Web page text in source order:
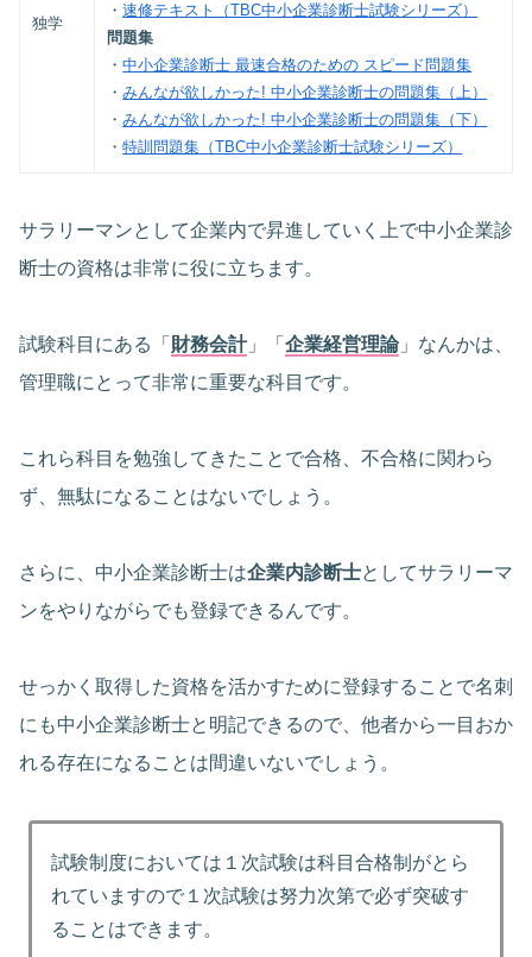
独学
・速修テキスト（TBC中小企業診断士試験シリーズ）
問題集
・中小企業診断士 最速合格のための スピード問題集
・みんなが欲しかった! 中小企業診断士の問題集（上）
・みんなが欲しかった! 中小企業診断士の問題集（下）
・特訓問題集（TBC中小企業診断士試験シリーズ）
サラリーマンとして企業内で昇進していく上で中小企業診
断士の資格は非常に役に立ちます。
試験科目にある「 財務会計」「 企業経営理論」なんかは、
管理職にとって非常に重要な科目です。
これら科目を勉強してきたことで合格、不合格に関わら
ず、無駄になることはないでしょう。
さらに、中小企業診断士は企業内診断士としてサラリーマ
ンをやりながらでも登録できるんです。
せっかく取得した資格を活かすために登録することで名刺
にも中小企業診断士と明記できるので、他者から一目おか
れる存在になることは間違いないでしょう。
試験制度においては１次試験は科目合格制がとら
れていますので１次試験は努力次第で必ず突破す
ることはできます。